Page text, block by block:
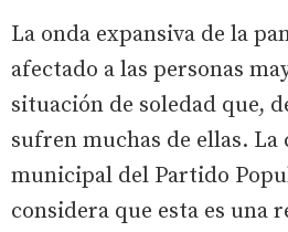
La onda expansiva de la
afectado a las personas
situación de soledad que,
sufren muchas de ellas.
municipal del Partido
considera que esta es una